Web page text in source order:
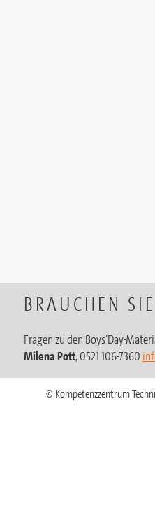
BRAUCHEN
Fragen zu den Boys’Day-
Milena Pott, 0521 106-7360
© Kompetenzzentrum